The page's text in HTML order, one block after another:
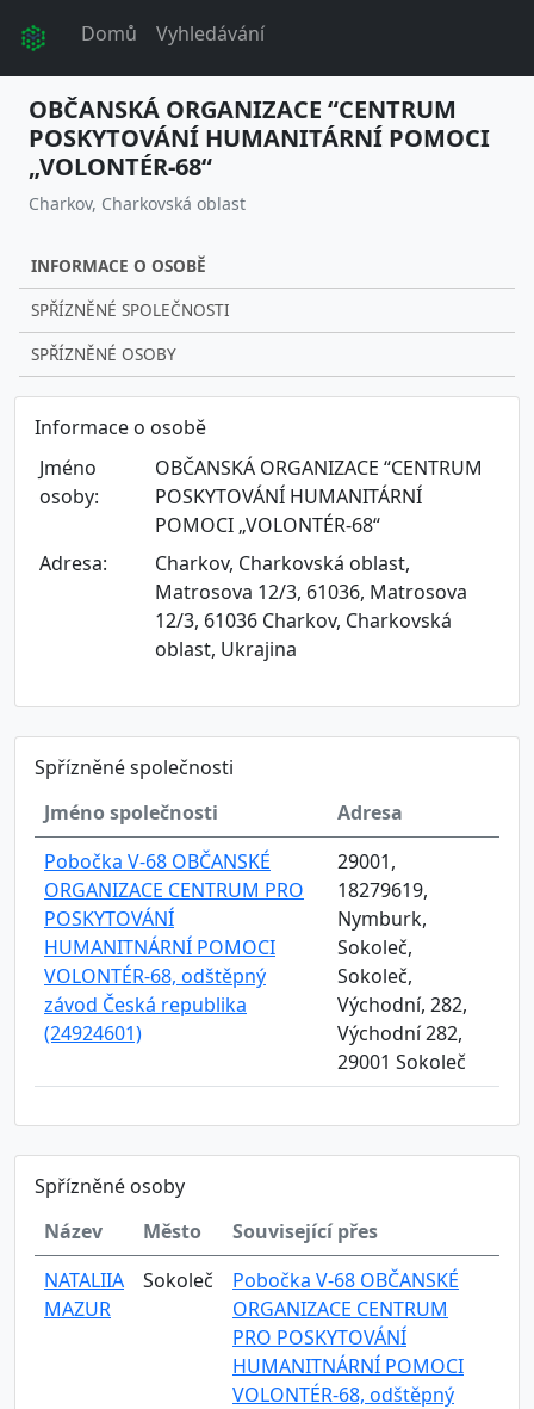
Domů Vyhledávání
OBČANSKÁ ORGANIZACE “CENTRUM
POSKYTOVÁNÍ HUMANITÁRNÍ POMOCI
„VOLONTÉR-68“
Charkov, Charkovská oblast
INFORMACE O OSOBĚ
SPŘÍZNĚNÉ SPOLEČNOSTI
SPŘÍZNĚNÉ OSOBY
Informace o osobě
Jméno
osoby:
OBČANSKÁ ORGANIZACE “CENTRUM
POSKYTOVÁNÍ HUMANITÁRNÍ
POMOCI „VOLONTÉR-68“
Adresa:
Charkov, Charkovská oblast,
Matrosova 12/3, 61036, Matrosova
12/3, 61036 Charkov, Charkovská
oblast, Ukrajina
Spřízněné společnosti
Jméno společnosti
Adresa
Pobočka V-68 OBČANSKÉ
ORGANIZACE CENTRUM PRO
POSKYTOVÁNÍ
HUMANITNÁRNÍ POMOCI
VOLONTÉR-68, odštěpný
závod Česká republika
(24924601)
29001,
18279619,
Nymburk,
Sokoleč,
Sokoleč,
Východní, 282,
Východní 282,
29001 Sokoleč
Spřízněné osoby
Název
Město
Související přes
NATALIIA
MAZUR
Sokoleč
Pobočka V-68 OBČANSKÉ
ORGANIZACE CENTRUM
PRO POSKYTOVÁNÍ
HUMANITNÁRNÍ POMOCI
VOLONTÉR-68, odštěpný